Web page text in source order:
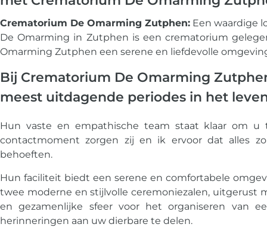
Crematorium De Omarming Zutphen: Een waardige
De Omarming in Zutphen is een crematorium
Omarming Zutphen een serene en liefdevolle
Bij Crematorium De Omarming
meest uitdagende periodes in het
Hun vaste en empathische team staat klaar om
contactmoment zorgen zij en ik ervoor dat alles
behoeften.
Hun faciliteit biedt een serene en comfortabele
twee moderne en stijlvolle ceremoniezalen, uitgerust
en gezamenlijke sfeer voor het organiseren van
herinneringen aan uw dierbare te delen.